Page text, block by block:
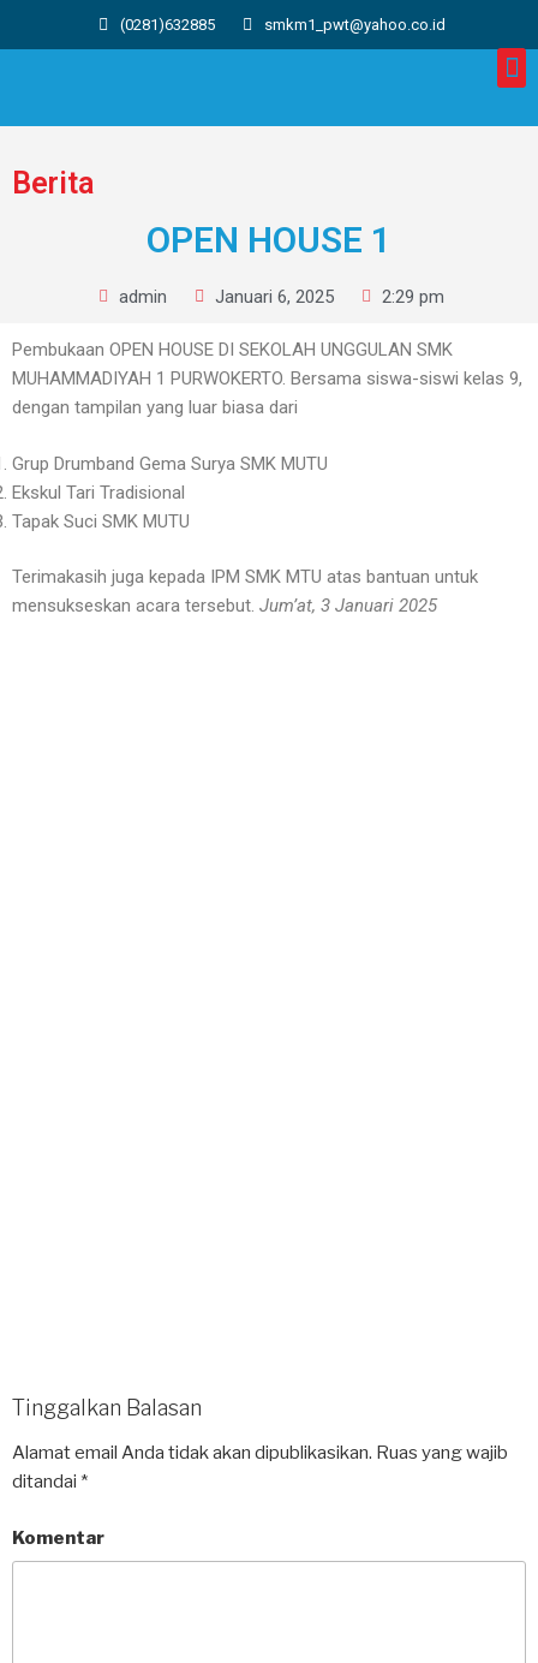
(0281)632885 smkm1_pwt@yahoo.co.id
Berita
OPEN HOUSE 1
admin Januari 6, 2025 2:29 pm
Pembukaan OPEN HOUSE DI SEKOLAH UNGGULAN SMK
MUHAMMADIYAH 1 PURWOKERTO. Bersama siswa-siswi kelas 9,
dengan tampilan yang luar biasa dari
Grup Drumband Gema Surya SMK MUTU
Ekskul Tari Tradisional
Tapak Suci SMK MUTU
Terimakasih juga kepada IPM SMK MTU atas bantuan untuk
mensukseskan acara tersebut. Jum’at, 3 Januari 2025
Tinggalkan Balasan
Alamat email Anda tidak akan dipublikasikan. Ruas yang wajib
ditandai *
Komentar